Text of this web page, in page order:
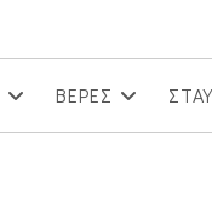
ΒΕΡΕΣ